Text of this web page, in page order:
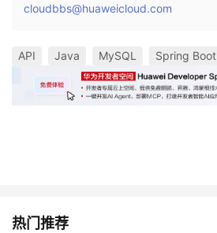
cloudbbs@huaweicloud.com
API Java MySQL Spring Boot
热门推荐